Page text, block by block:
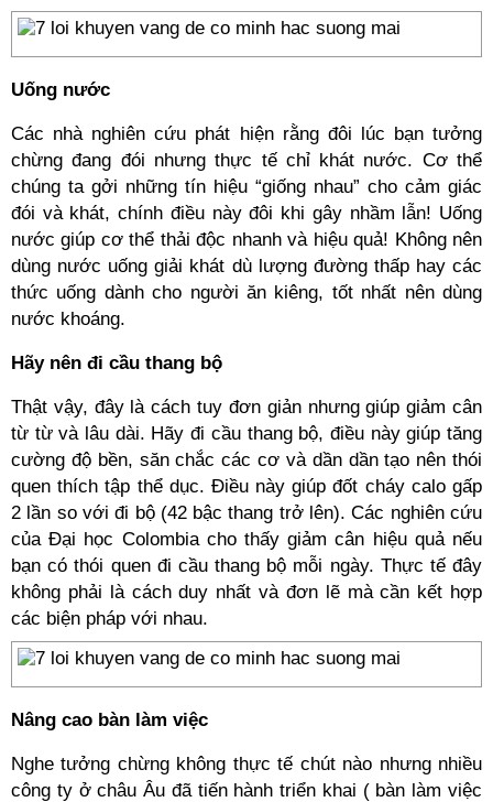
Uống nước
Các nhà nghiên cứu phát hiện rằng đôi lúc bạn tưởng
chừng đang đói nhưng thực tế chỉ khát nước. Cơ thể
chúng ta gởi những tín hiệu “giống nhau” cho cảm giác
đói và khát, chính điều này đôi khi gây nhầm lẫn! Uống
nước giúp cơ thể thải độc nhanh và hiệu quả! Không nên
dùng nước uống giải khát dù lượng đường thấp hay các
thức uống dành cho người ăn kiêng, tốt nhất nên dùng
nước khoáng.
Hãy nên đi cầu thang bộ
Thật vậy, đây là cách tuy đơn giản nhưng giúp giảm cân
từ từ và lâu dài. Hãy đi cầu thang bộ, điều này giúp tăng
cường độ bền, săn chắc các cơ và dần dần tạo nên thói
quen thích tập thể dục. Điều này giúp đốt cháy calo gấp
2 lần so với đi bộ (42 bậc thang trở lên). Các nghiên cứu
của Đại học Colombia cho thấy giảm cân hiệu quả nếu
bạn có thói quen đi cầu thang bộ mỗi ngày. Thực tế đây
không phải là cách duy nhất và đơn lẽ mà cần kết hợp
các biện pháp với nhau.
Nâng cao bàn làm việc
Nghe tưởng chừng không thực tế chút nào nhưng nhiều
công ty ở châu Âu đã tiến hành triển khai ( bàn làm việc